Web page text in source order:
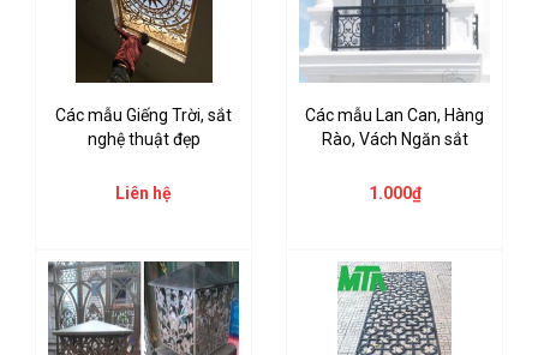
Các mẫu Giếng Trời, sắt
nghệ thuật đẹp
Liên hệ
Các mẫu Lan Can, Hàng
Rào, Vách Ngăn sắt
1.000₫